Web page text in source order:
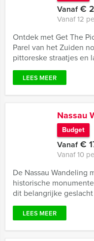
Vanaf€
Vanaf 12
Ontdek met Get The
Parel van het Zuiden
pittoreske straatjes en
LEES MEER
Nassau
Budget
Vanaf€
Vanaf 10
De Nassau Wandeling
historische
dit belangrijke
LEES MEER